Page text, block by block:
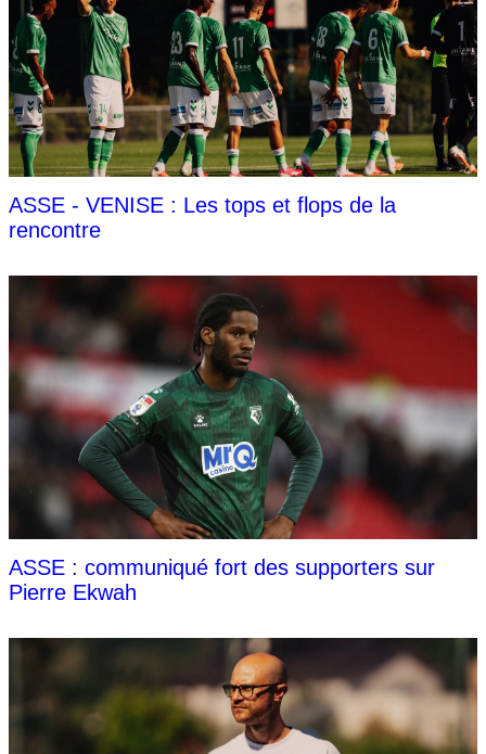
ASSE - VENISE : Les tops et flops de la
rencontre
ASSE : communiqué fort des supporters sur
Pierre Ekwah